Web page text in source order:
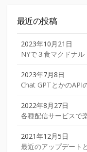
り
最近の投稿
2023年10月21日
NYで３食マクドナル
2023年7月8日
Chat GPTとかのAPI
2022年8月27日
各種配信サービスで
2021年12月5日
最近のアップデート